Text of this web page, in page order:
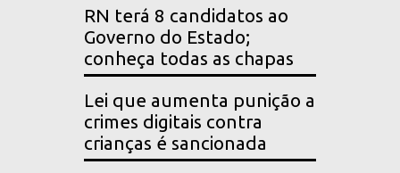
RN terá 8 candidatos ao
Governo do Estado;
conheça todas as chapas
Lei que aumenta punição a
crimes digitais contra
crianças é sancionada